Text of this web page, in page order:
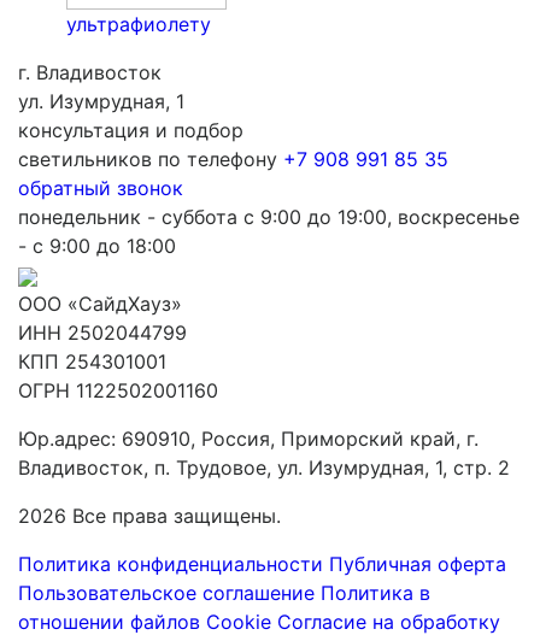
ультрафиолету
г. Владивосток
ул. Изумрудная, 1
консультация и подбор
светильников по телефону +7 908 991 85 35
обратный звонок
понедельник - суббота с 9:00 до 19:00, воскресенье
- с 9:00 до 18:00
ООО «СайдХауз»
ИНН 2502044799
КПП 254301001
ОГРН 1122502001160
Юр.адрес: 690910, Россия, Приморский край, г.
Владивосток, п. Трудовое, ул. Изумрудная, 1, стр. 2
2026 Все права защищены.
Политика конфиденциальности Публичная оферта
Пользовательское соглашение Политика в
отношении файлов Cookie Согласие на обработку